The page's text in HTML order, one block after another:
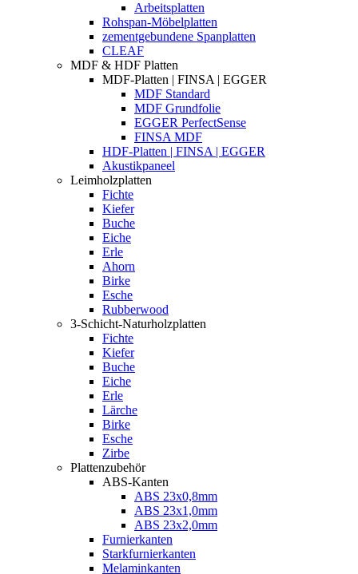
Arbeitsplatten
Rohspan-Möbelplatten
zementgebundene Spanplatten
CLEAF
MDF & HDF Platten
MDF-Platten | FINSA | EGGER
MDF Standard
MDF Grundfolie
EGGER PerfectSense
FINSA MDF
HDF-Platten | FINSA | EGGER
Akustikpaneel
Leimholzplatten
Fichte
Kiefer
Buche
Eiche
Erle
Ahorn
Birke
Esche
Rubberwood
3-Schicht-Naturholzplatten
Fichte
Kiefer
Buche
Eiche
Erle
Lärche
Birke
Esche
Zirbe
Plattenzubehör
ABS-Kanten
ABS 23x0,8mm
ABS 23x1,0mm
ABS 23x2,0mm
Furnierkanten
Starkfurnierkanten
Melaminkanten